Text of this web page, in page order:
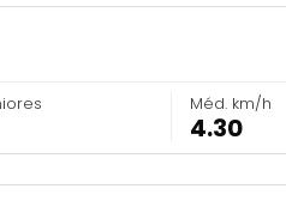
Méd. km/h
4.30